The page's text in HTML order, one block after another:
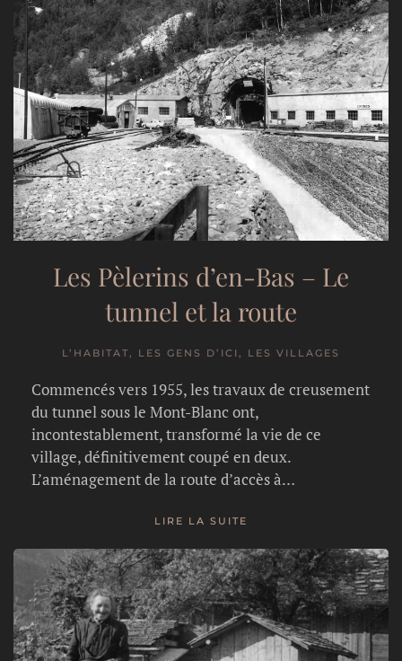
Les Pèlerins d’en-Bas – Le
tunnel et la route
L’HABITAT, LES GENS D’ICI, LES VILLAGES
Commencés vers 1955, les travaux de creusement
du tunnel sous le Mont-Blanc ont,
incontestablement, transformé la vie de ce
village, définitivement coupé en deux.
L’aménagement de la route d’accès à…
LIRE LA SUITE